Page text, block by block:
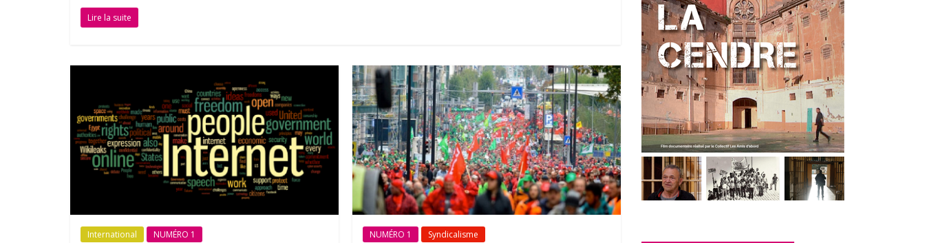
Lire la suite
International NUMÉRO 1 NUMÉRO 1 Syndicalisme